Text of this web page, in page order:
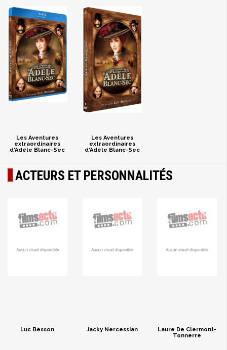
Les Aventures
extraordinaires
d'Adèle Blanc-Sec
Les Aventures
extraordinaires
d'Adèle Blanc-Sec
ACTEURS ET PERSONNALITÉS
Luc Besson Jacky Nercessian
Laure De Clermont-
Tonnerre